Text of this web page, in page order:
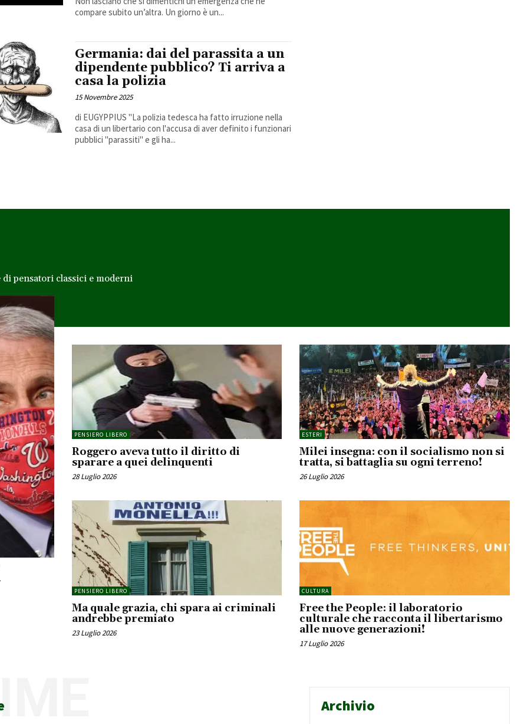
compare subito un’altra. Un giorno è un...
Germania: dai del parassita a un
dipendente pubblico? Ti arriva a
casa la polizia
15 Novembre 2025
di EUGYPPIUS "La polizia tedesca ha fatto irruzione nella
casa di un libertario con l'accusa di aver definito i funzionari
pubblici "parassiti" e gli ha...
pensatori classici e moderni
PENSIERO LIBERO
Roggero aveva tutto il diritto di
sparare a quei delinquenti
28 Luglio 2026
ESTERI
Milei insegna: con il socialismo non si
tratta, si battaglia su ogni terreno!
26 Luglio 2026
PENSIERO LIBERO
Ma quale grazia, chi spara ai criminali
andrebbe premiato
23 Luglio 2026
CULTURA
Free the People: il laboratorio
culturale che racconta il libertarismo
alle nuove generazioni!
17 Luglio 2026
Archivio